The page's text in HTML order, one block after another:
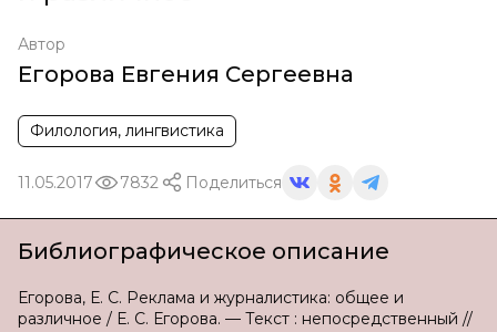
Автор
Егорова Евгения Сергеевна
Филология, лингвистика
11.05.2017 7832 Поделиться
Библиографическое описание
Егорова, Е. С. Реклама и журналистика: общее и
различное / Е. С. Егорова. — Текст : непосредственный //